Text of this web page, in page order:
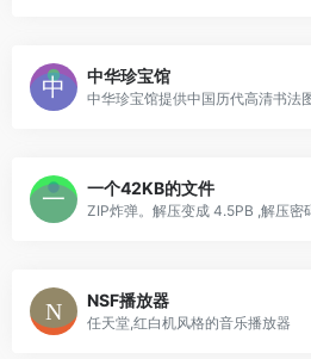
中华珍宝馆
一个42KB的文件
ZIP炸弹。解压变成 4.5PB ,解压密
NSF播放器
任天堂,红白机风格的音乐播放器